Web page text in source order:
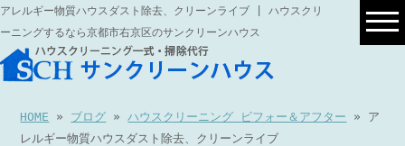
アレルギー物質ハウスダスト除去、クリーンライブ | ハウスクリ
ーニングするなら京都市右京区のサンクリーンハウス
HOME » ブログ »ハウスクリーニング ビフォー＆アフター » ア
レルギー物質ハウスダスト除去、クリーンライブ